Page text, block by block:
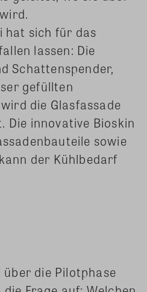
hat sich für das
lassen: Die
Schattenspender,
gefüllten
die Glasfassade
Die innovative Bioskin
sowie
der Kühlbedarf
die Pilotphase